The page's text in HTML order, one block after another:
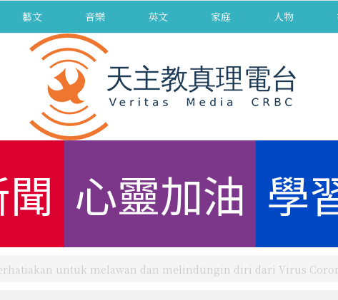
藝文 音樂 英文 家庭 人物
心靈加油 學
untuk melawan dan melindungin diri dari Virus Corona